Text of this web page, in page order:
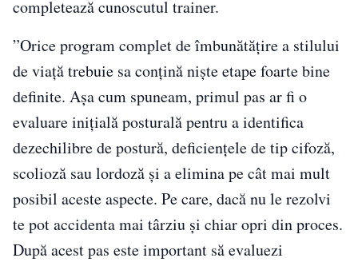
completează cunoscutul trainer.
”Orice program complet de îmbunătățire a stilului
de viață trebuie sa conțină niște etape foarte bine
definite. Așa cum spuneam, primul pas ar fi o
evaluare inițială posturală pentru a identifica
dezechilibre de postură, deficiențele de tip cifoză,
scolioză sau lordoză și a elimina pe cât mai mult
posibil aceste aspecte. Pe care, dacă nu le rezolvi
te pot accidenta mai târziu și chiar opri din proces.
După acest pas este important să evaluezi